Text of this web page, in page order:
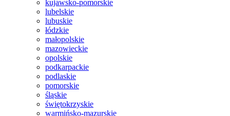
kujawsko-pomorskie
lubelskie
lubuskie
łódzkie
małopolskie
mazowieckie
opolskie
podkarpackie
podlaskie
pomorskie
śląskie
świętokrzyskie
warmińsko-mazurskie